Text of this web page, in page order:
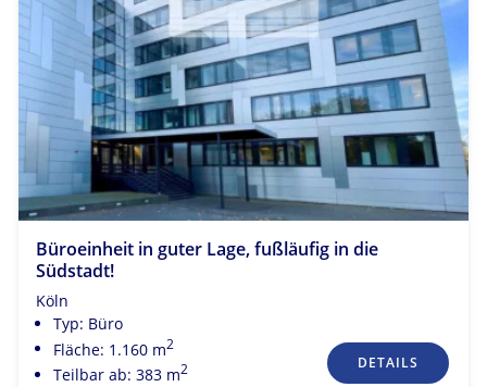
Büroeinheit in guter Lage, fußläufig in die
Südstadt!
Köln
Typ: Büro
Fläche: 1.160 m2
Teilbar ab: 383 m2 DETAILS